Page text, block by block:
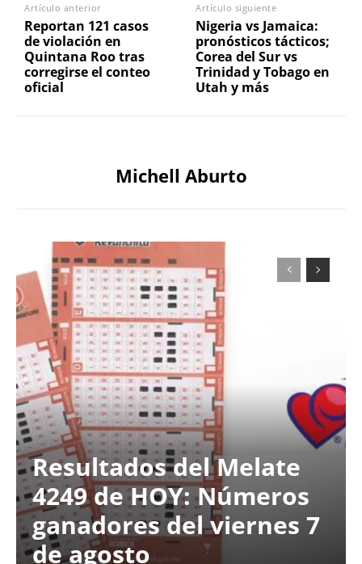
Artículo anterior
Reportan 121 casos
de violación en
Quintana Roo tras
corregirse el conteo
oficial
Artículo siguiente
Nigeria vs Jamaica:
pronósticos tácticos;
Corea del Sur vs
Trinidad y Tobago en
Utah y más
Michell Aburto
Resultados del Melate
4249 de HOY: Números
ganadores del viernes 7
de agosto